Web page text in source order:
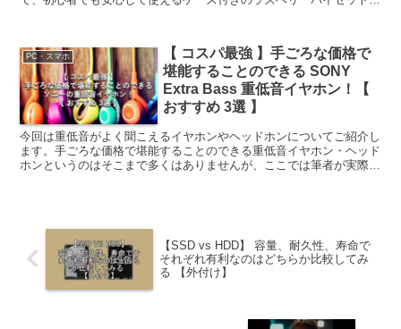
PC・スマホ
【 コスパ最強 】手ごろな価格で
堪能することのできる SONY
Extra Bass 重低音イヤホン！【
おすすめ 3選 】
今回は重低音がよく聞こえるイヤホンやヘッドホンについてご紹介し
ます。手ごろな価格で堪能することのできる重低音イヤホン・ヘッド
ホンというのはそこまで多くはありませんが、ここでは筆者が実際に
【SSD vs HDD】 容量、耐久性、寿命で
それぞれ有利なのはどちらか比較してみ
る 【外付け】